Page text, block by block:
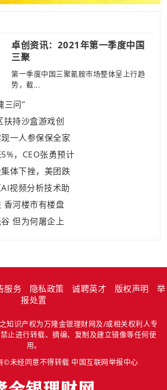
卓创资讯：2021年第一季度中国
三聚
第一季度中国三聚氰胺市场整体呈上行趋
势，截...
三问”
扶持沙盒游戏创
一人参保保全家
，CEO张勇预计
体下挫，美团跌
视频分析技术助
香河楼市有楼盘
但为何屠企上
服务 隐私政策 诚聘英才 版权声明
举
报处置
知识产权为万隆金银理财网及/或相关权利人专
止进行转载、摘编、复制及建立镜像等任何使
用。
©未经同意不得转载 中国互联网举报中心